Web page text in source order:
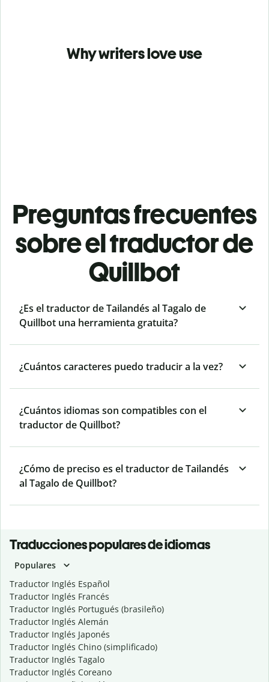
Why writers love use
Preguntas frecuentes
sobre el traductor de
Quillbot
¿Es el traductor de Tailandés al Tagalo de
Quillbot una herramienta gratuita?
¿Cuántos caracteres puedo traducir a la vez?
¿Cuántos idiomas son compatibles con el
traductor de Quillbot?
¿Cómo de preciso es el traductor de Tailandés
al Tagalo de Quillbot?
Traducciones populares de idiomas
Populares
Traductor Inglés Español
Traductor Inglés Francés
Traductor Inglés Portugués (brasileño)
Traductor Inglés Alemán
Traductor Inglés Japonés
Traductor Inglés Chino (simplificado)
Traductor Inglés Tagalo
Traductor Inglés Coreano